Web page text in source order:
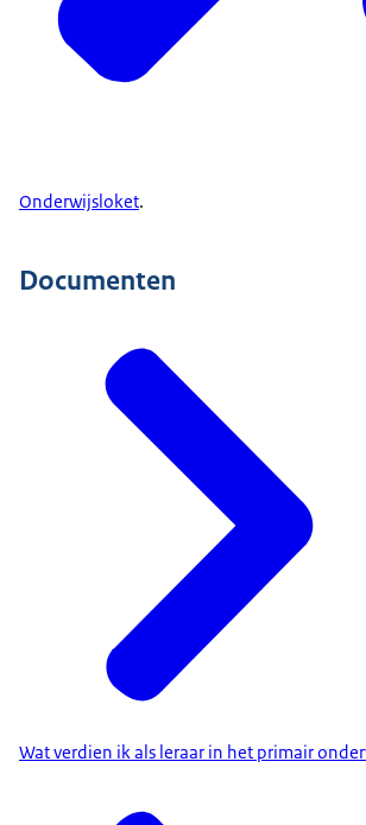
Onderwijsloket.
Documenten
Wat verdien ik als leraar in het primair